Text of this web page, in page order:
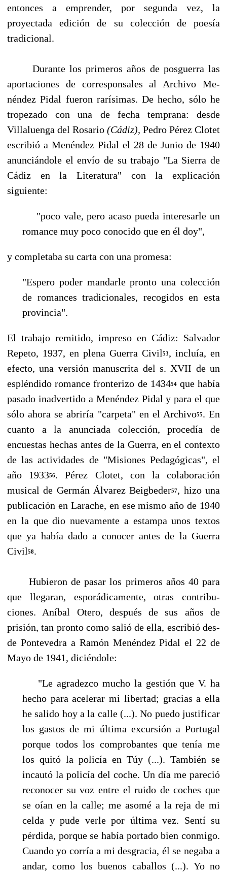
entonces a emprender, por segunda vez, la
proyectada edición de su colección de poesía
tradicional.
Durante los primeros años de posguerra las
aportaciones de corresponsales al Archivo Me­
néndez Pidal fueron rarísimas. De hecho, sólo he
tropezado con una de fecha temprana: desde
Villaluenga del Rosario (Cádiz), Pedro Pérez Clotet
escribió a Menéndez Pidal el 28 de Junio de 1940
anunciándole el envío de su trabajo "La Sierra de
Cádiz en la Literatura" con la expli­cación
siguiente:
"poco vale, pero acaso pueda interesarle un
romance muy poco conocido que en él doy",
y completaba su carta con una promesa:
"Espero poder mandarle pronto una colección
de romances tradicionales, recogidos en esta
provincia".
El trabajo remitido, impreso en Cádiz: Salvador
Repeto, 1937, en plena Guerra Civil53, incluía, en
efecto, una versión manuscrita del s. XVII de un
espléndido romance fronterizo de 143454que había
pasado inadvertido a Menéndez Pidal y para el que
sólo ahora se abriría "carpeta" en el Archivo55. En
cuanto a la anunciada colección, procedía de
encuestas hechas antes de la Gue­rra, en el contexto
de las actividades de "Misiones Pedagógicas", el
año 193356. Pérez Clotet, con la colaboración
musical de Germán Álvarez Beigbeder57, hizo una
publicación en Larache, en ese mismo año de 1940
en la que dio nuevamente a estampa unos textos
que ya había dado a conocer antes de la Guerra
Civil58.
Hubieron de pasar los primeros años 40 para
que llegaran, esporádicamente, otras contribu­
ciones. Aníbal Otero, después de sus años de
prisión, tan pronto como salió de ella, escribió des­
de Pontevedra a Ramón Menéndez Pidal el 22 de
Mayo de 1941, diciéndole:
"Le agradezco mucho la gestión que V. ha
hecho para acelerar mi libertad; gracias a ella
he salido hoy a la calle (...). No puedo justificar
los gastos de mi última excursión a Portugal
por­que todos los comprobantes que tenía me
los quitó la policía en Túy (...). También se
incau­tó la policía del coche. Un día me pareció
reconocer su voz entre el ruido de coches que
se oían en la calle; me asomé a la reja de mi
celda y pude verle por última vez. Sentí su
pérdida, porque se había portado bien conmigo.
Cuando yo corría a mi desgracia, él se negaba a
an­dar, como los buenos caballos (...). Yo no